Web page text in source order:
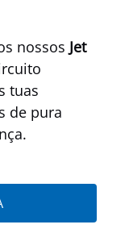
nossos Jet
tuas
de pura